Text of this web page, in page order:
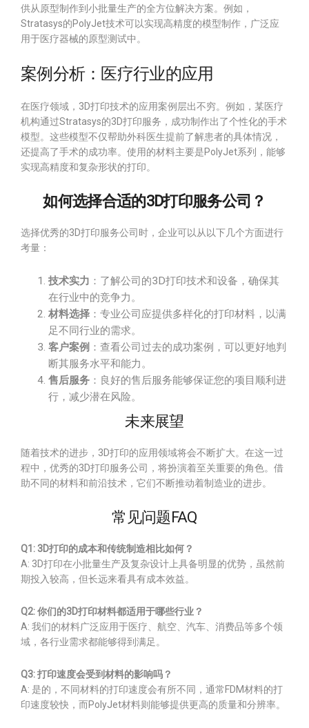
供从原型制作到小批量生产的全方位解决方案。例如，
Stratasys的PolyJet技术可以实现高精度的模型制作，广泛应
用于医疗器械的原型测试中。
案例分析：医疗行业的应用
在医疗领域，3D打印技术的应用案例层出不穷。例如，某医疗
机构通过Stratasys的3D打印服务，成功制作出了个性化的手术
模型。这些模型不仅帮助外科医生提前了解患者的具体情况，
还提高了手术的成功率。使用的材料主要是PolyJet系列，能够
实现高精度和复杂形状的打印。
如何选择合适的3D打印服务公司？
选择优秀的3D打印服务公司时，企业可以从以下几个方面进行
考量：
技术实力 ：了解公司的3D打印技术和设备，确保其
在行业中的竞争力。
材料选择 ：专业公司应提供多样化的打印材料，以满
足不同行业的需求。
客户案例 ：查看公司过去的成功案例，可以更好地判
断其服务水平和能力。
售后服务 ：良好的售后服务能够保证您的项目顺利进
行，减少潜在风险。
未来展望
随着技术的进步，3D打印的应用领域将会不断扩大。在这一过
程中，优秀的3D打印服务公司，将扮演着至关重要的角色。借
助不同的材料和前沿技术，它们不断推动着制造业的进步。
常见问题FAQ
Q1: 3D打印的成本和传统制造相比如何？
A: 3D打印在小批量生产及复杂设计上具备明显的优势，虽然前
期投入较高，但长远来看具有成本效益。
Q2: 你们的3D打印材料都适用于哪些行业？
A: 我们的材料广泛应用于医疗、航空、汽车、消费品等多个领
域，各行业需求都能够得到满足。
Q3: 打印速度会受到材料的影响吗？
A: 是的，不同材料的打印速度会有所不同，通常FDM材料的打
印速度较快，而PolyJet材料则能够提供更高的质量和分辨率。